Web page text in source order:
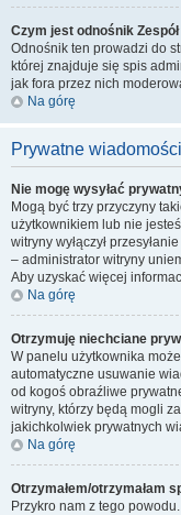
Czym jest odnośnik
Odnośnik ten prowadzi do
której znajduje się spis
jak fora przez nich
Na górę
Prywatne wiadomości
Nie mogę wysyłać
Mogą być trzy przyczyny
użytkownikiem lub nie
witryny wyłączył
– administrator witryny
Aby uzyskać więcej
Na górę
Otrzymuję niechciane
W panelu użytkownika
automatyczne usuwanie
od kogoś obraźliwe
witryny, którzy będą mogli
jakichkolwiek prywatnych
Na górę
Otrzymałem/otrzymałam
Przykro nam z tego